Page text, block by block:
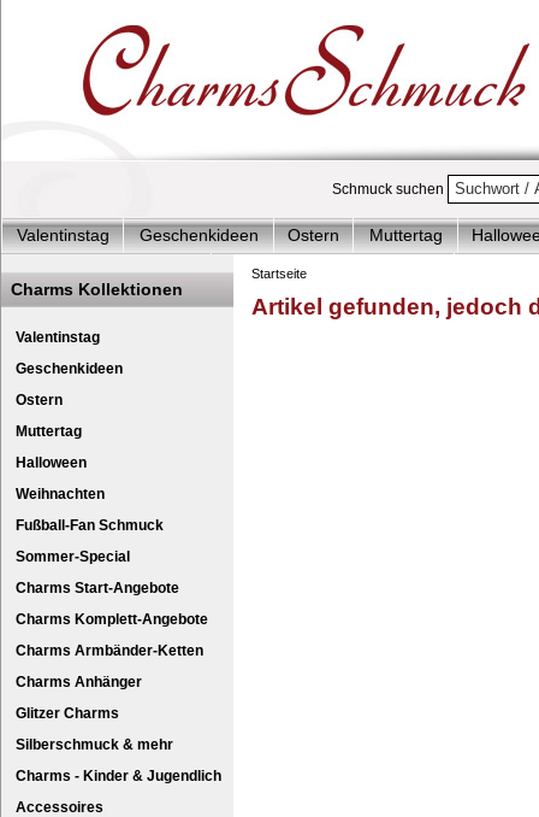
Schmuck suchen
Valentinstag Geschenkideen Ostern Muttertag
Charms Start-Angebote
Charms Komplett-Angebote
Silberschmuck & mehr
Charms - Kinder & Jugendlich
Charms Kollektionen
Valentinstag
Geschenkideen
Ostern
Muttertag
Halloween
Weihnachten
Fußball-Fan Schmuck
Sommer-Special
Charms Start-Angebote
Charms Komplett-Angebote
Charms Armbänder-Ketten
Charms Anhänger
Glitzer Charms
Silberschmuck & mehr
Charms - Kinder & Jugendlich
Accessoires
Startseite
Geschenkset Handy
Artikel gefunden, jedoch